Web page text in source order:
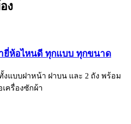
ง
ยี่ห้อไหนดี ทุกแบบ ทุกขนาด
แบบฝาหน้า ฝาบน และ 2 ถัง พร้อม
ครื่องซักผ้า